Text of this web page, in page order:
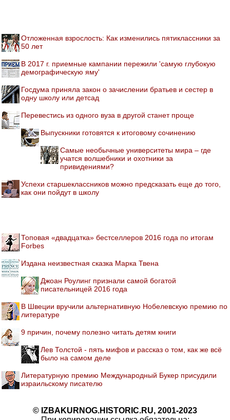
Отложенная взрослость: Как изменились пятиклассники за
50 лет
В 2017 г. приемные кампании пережили 'самую глубокую
демографическую яму'
Госдума приняла закон о зачислении братьев и сестер в
одну школу или детсад
Перевестись из одного вуза в другой станет проще
Выпускники готовятся к итоговому сочинению
Самые необычные университеты мира – где
учатся волшебники и охотники за
привидениями?
Успехи старшеклассников можно предсказать еще до того,
как они пойдут в школу
Топовая «двадцатка» бестселлеров 2016 года по итогам
Forbes
Издана неизвестная сказка Марка Твена
Джоан Роулинг признали самой богатой
писательницей 2016 года
В Швеции вручили альтернативную Нобелевскую премию по
литературе
9 причин, почему полезно читать детям книги
Лев Толстой - пять мифов и рассказ о том, как же всё
было на самом деле
Литературную премию Международный Букер присудили
израильскому писателю
© IZBAKURNOG.HISTORIC.RU, 2001-2023